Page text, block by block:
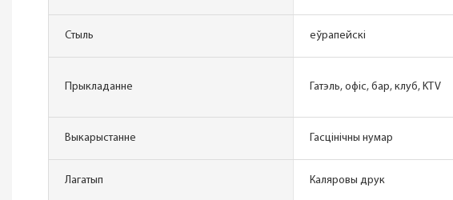
Стыль еўрапейскі
Прыкладанне Гатэль, офіс, бар, клуб, KTV
Выкарыстанне Гасцінічны нумар
Лагатып Каляровы друк